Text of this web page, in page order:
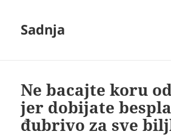
Sadnja
Ne bacajte koru
jer dobijate
đubrivo za sve